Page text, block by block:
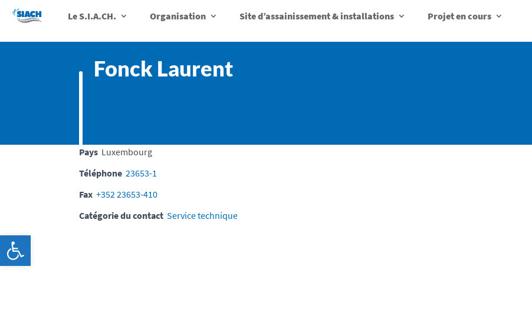
Le S.I.A.CH. Organisation Site d’assainissement & installations Projet en cours
Fonck Laurent
Pays Luxembourg
Téléphone 23653-1
Fax +352 23653-410
Catégorie du contact Service technique
Ouvrir la barre d’outils